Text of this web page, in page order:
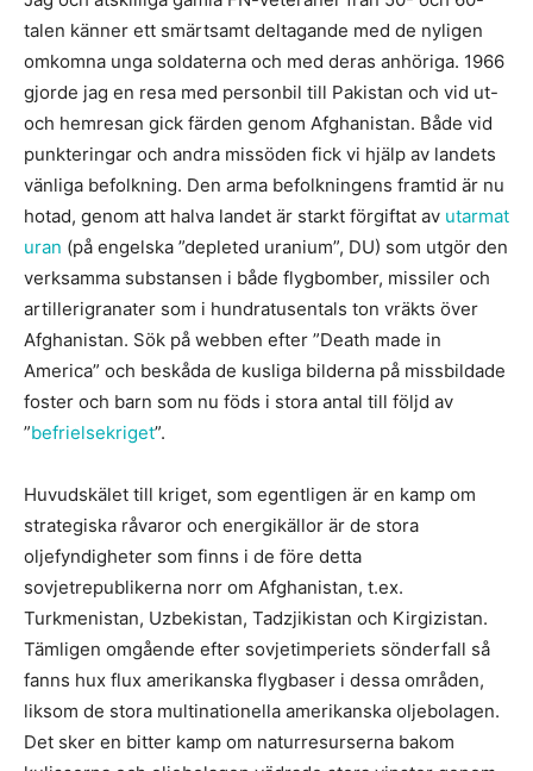
talen känner ett smärtsamt deltagande med de nyligen
omkomna unga soldaterna och med deras anhöriga. 1966
gjorde jag en resa med personbil till Pakistan och vid ut-
och hemresan gick färden genom Afghanistan. Både vid
punkteringar och andra missöden fick vi hjälp av landets
vänliga befolkning. Den arma befolkningens framtid är nu
hotad, genom att halva landet är starkt förgiftat av utarmat
uran (på engelska ”depleted uranium”, DU) som utgör den
verksamma substansen i både flygbomber, missiler och
artillerigranater som i hundratusentals ton vräkts över
Afghanistan. Sök på webben efter ”Death made in
America” och beskåda de kusliga bilderna på missbildade
foster och barn som nu föds i stora antal till följd av
”befrielsekriget”.
Huvudskälet till kriget, som egentligen är en kamp om
strategiska råvaror och energikällor är de stora
oljefyndigheter som finns i de före detta
sovjetrepublikerna norr om Afghanistan, t.ex.
Turkmenistan, Uzbekistan, Tadzjikistan och Kirgizistan.
Tämligen omgående efter sovjetimperiets sönderfall så
fanns hux flux amerikanska flygbaser i dessa områden,
liksom de stora multinationella amerikanska oljebolagen.
Det sker en bitter kamp om naturresurserna bakom